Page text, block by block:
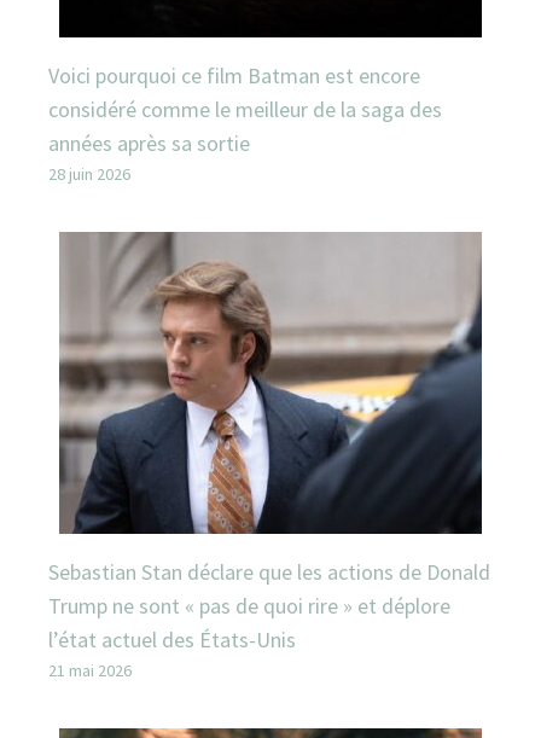
Voici pourquoi ce film Batman est encore
considéré comme le meilleur de la saga des
années après sa sortie
28 juin 2026
Sebastian Stan déclare que les actions de Donald
Trump ne sont « pas de quoi rire » et déplore
l’état actuel des États-Unis
21 mai 2026